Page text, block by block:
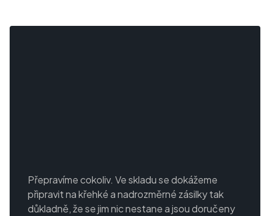
Přepravíme cokoliv. Ve skladu se dokážeme
připravit na křehké a nadrozměrné zásilky tak
důkladně, že se jim nic nestane a jsou doručeny